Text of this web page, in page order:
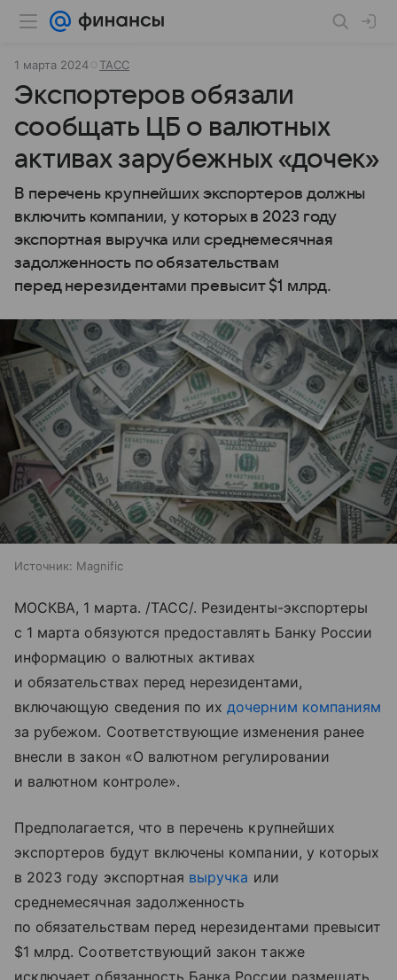
1 марта 2024 ТАСС
Экспортеров обязали
сообщать ЦБ о валютных
активах зарубежных «дочек»
В перечень крупнейших экспортеров должны
включить компании, у которых в 2023 году
экспортная выручка или среднемесячная
задолженность по обязательствам
перед нерезидентами превысит $1 млрд.
Источник: Magnific
МОСКВА, 1 марта. /ТАСС/. Резиденты-экспортеры
с 1 марта обязуются предоставлять Банку России
информацию о валютных активах
и обязательствах перед нерезидентами,
включающую сведения по ихдочерним компаниям
за рубежом. Соответствующие изменения ранее
внесли в закон «О валютном регулировании
и валютном контроле».
Предполагается, что в перечень крупнейших
экспортеров будут включены компании, у которых
в 2023 году экспортная выручка или
среднемесячная задолженность
по обязательствам перед нерезидентами превысит
$1 млрд. Соответствующий закон также
исключает обязанность Банка России размещать